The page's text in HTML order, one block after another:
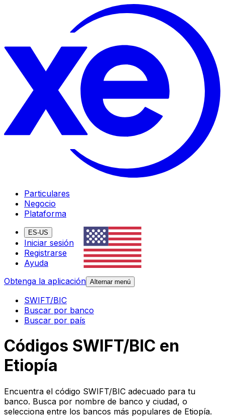
Particulares
Negocio
Plataforma
ES-US
Iniciar sesión
Registrarse
Ayuda
Obtenga la aplicación Alternar menú
SWIFT/BIC
Buscar por banco
Buscar por país
Códigos SWIFT/BIC en
Etiopía
Encuentra el código SWIFT/BIC adecuado para tu
banco. Busca por nombre de banco y ciudad, o
selecciona entre los bancos más populares de Etiopía.